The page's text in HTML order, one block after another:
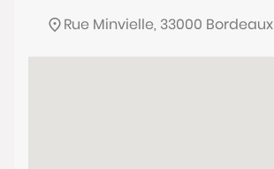
Rue Minvielle, 33000 Bordeaux